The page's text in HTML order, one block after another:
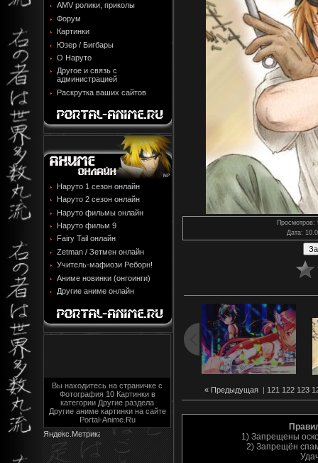
AMV ролики, приколы
Форум
Картинки
Юзер / Бигбары
О Наруто
Другое и связь с
администрацией
Раскрутка ваших сайтов
Наруто 1 сезон онлайн
Наруто 2 сезон онлайн
Наруто фильмы онлайн
Наруто фильм 9
Fairy Tail онлайн
Zetman / Зетмен онлайн
Учитель-мафиози Реборн!
Аниме новинки (онгоинги)
Другие аниме онлайн
Вы находитесь на страничке с
Фотография 10 Картинки в
категории Другие раздела
Другие аниме картинки на сайте
Portal-Anime.Ru
Просмотров:
Дата:
« Предыдущая | 121 122 123
1) Запрещены
2) Запрещён